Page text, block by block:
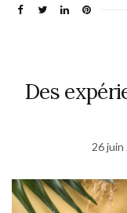
Des
26 juin